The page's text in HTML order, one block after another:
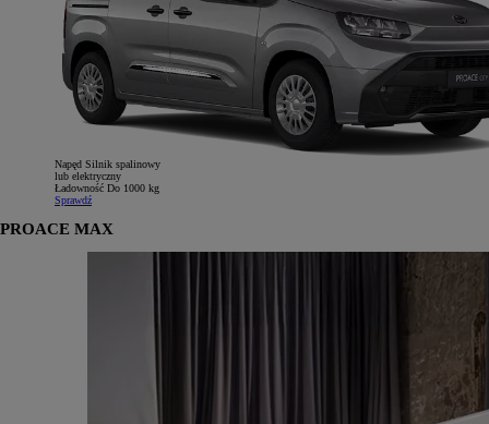
Napęd Silnik spalinowy
lub elektryczny
Ładowność Do 1000 kg
Sprawdź
PROACE MAX